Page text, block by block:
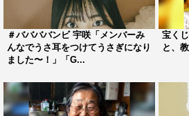
◆卯年の今年はどんな1年にしたい
うさぎとかめを教訓にして、例えお
る時があったとしても驕らず、初
きたいです！
＃ババババンビ 宇咲「メンバーみ
んなでうさ耳をつけてうさぎになり
ました〜！」「G...
宝く
と、